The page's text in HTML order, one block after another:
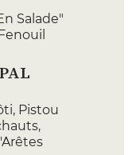
Salade"
Pistou